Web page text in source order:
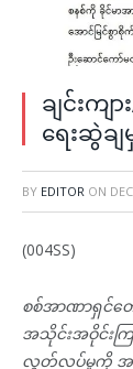
ချင်းကျ
ရေးဆွဲခ
BY EDITOR ON
(004SS)
စစ်အာဏာရှင်တေ
အသိုင်းအဝိုင်းက
လွတ်လပ်မှုကို အခြ